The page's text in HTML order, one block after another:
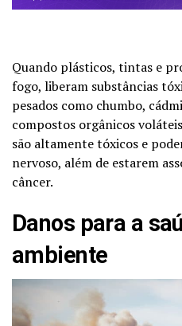
Quando plásticos, tintas e
fogo, liberam substâncias
pesados como chumbo,
compostos orgânicos
são altamente tóxicos e
nervoso, além de estarem
câncer.
Danos para a
ambiente